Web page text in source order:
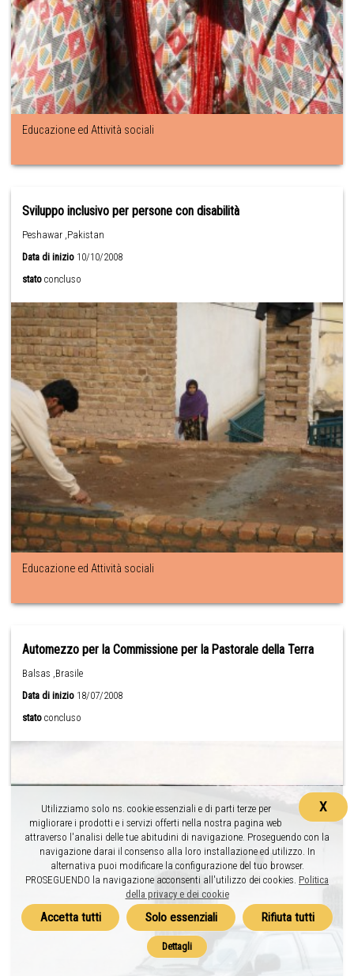
Educazione ed Attività sociali
Sviluppo inclusivo per persone con disabilità
Peshawar ,Pakistan
Data di inizio 10/10/2008
stato concluso
Educazione ed Attività sociali
Automezzo per la Commissione per la Pastorale della Terra
Balsas ,Brasile
Data di inizio 18/07/2008
stato concluso
X
Utilizziamo solo ns. cookie essenziali e di parti terze per
migliorare i prodotti e i servizi offerti nella nostra pagina web
attraverso l'analisi delle tue abitudini di navigazione. Proseguendo con la
navigazione darai il consenso alla loro installazione ed utilizzo. In
alternativa puoi modificare la configurazione del tuo browser.
PROSEGUENDO la navigazione acconsenti all'utilizzo dei cookies. Politica
della privacy e dei cookie